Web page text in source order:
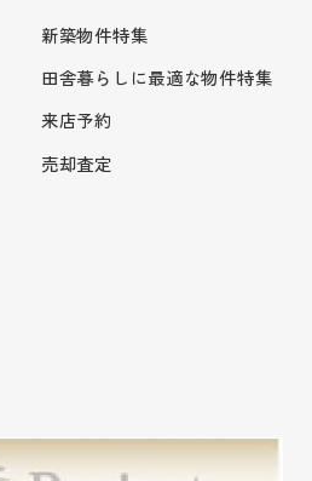
新築物件特集
田舎暮らしに最適な物件特集
来店予約
売却査定